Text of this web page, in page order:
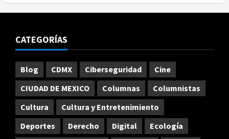
CATEGORÍAS
Blog CDMX Ciberseguridad
Cine
CIUDAD DE MEXICO
Columnas
Columnistas
Cultura
Cultura y Entretenimiento
Deportes
Derecho Digital
Ecología